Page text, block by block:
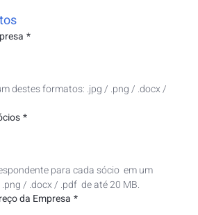
*
destes formatos: .jpg / .png / .docx /
*
para cada sócio  em um
/ .docx / .pdf  de até 20 MB.
da Empresa *